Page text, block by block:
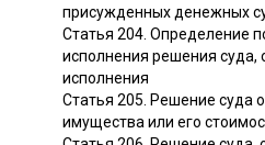
присужденных денежных
Статья 204. Определение
исполнения решения суда,
исполнения
Статья 205. Решение суда
имущества или его